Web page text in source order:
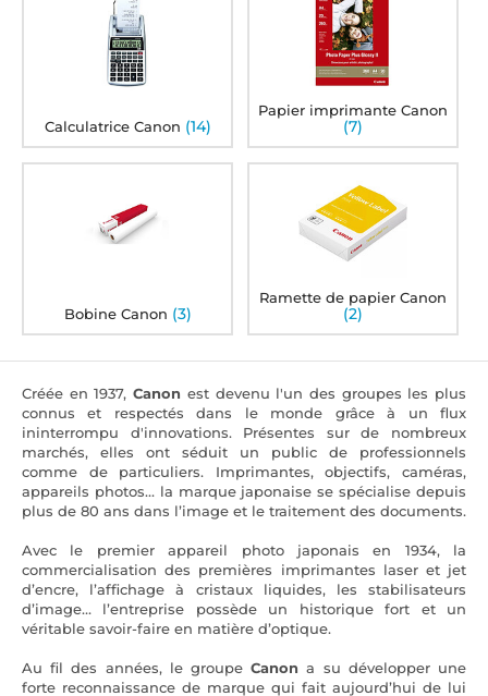
Créée en 1937,Canon est devenu l'un des groupes les plus
connus et respectés dans le monde grâce à un flux
ininterrompu d'innovations. Présentes sur de nombreux
marchés, elles ont séduit un public de professionnels
comme de particuliers. Imprimantes, objectifs, caméras,
appareils photos... la marque japonaise se spécialise depuis
plus de 80 ans dans l’image et le traitement des documents.
Avec le premier appareil photo japonais en 1934, la
commercialisation des premières imprimantes laser et jet
d’encre, l’affichage à cristaux liquides, les stabilisateurs
d’image… l’entreprise possède un historique fort et un
véritable savoir-faire en matière d’optique.
Au fil des années, le groupeCanon a su développer une
forte reconnaissance de marque qui fait aujourd’hui de lui
Calculatrice Canon (14)
Papier imprimante Canon
(7)
Bobine Canon (3)
Ramette de papier Canon
(2)